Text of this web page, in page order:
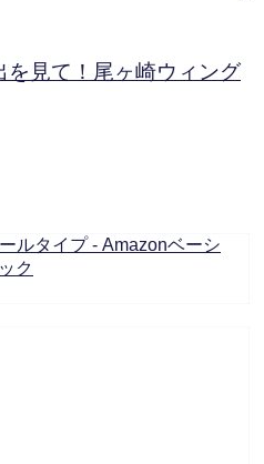
を見て！尾ヶ崎ウィング
ルタイプ - Amazonベーシ
ック